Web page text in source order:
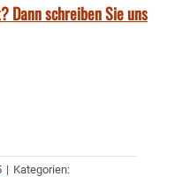
Dann schreiben Sie uns
| Kategorien: